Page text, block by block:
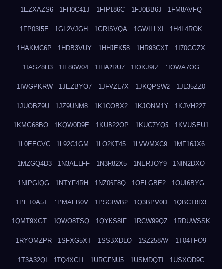
1EZXAZS6 1FH0C41J 1FIP186C 1FJ0BB6J 1FM8AVFQ
1FP03I5E 1GL2VJGH 1GRISVQA 1GWILLXI 1H4L4ROK
1HAKMC6P 1HDB3VUY 1HHJEK58 1HR93CXT 1I70CGZX
1IASZ8H3 1IF86W04 1IHA2RU7 1IOKJ9IZ 1IOWA7OG
1IWGPKRW 1JEZBYO7 1JFVZL7X 1JKQPSW2 1JL35ZZ0
1JUOBZ9U 1JZ9UNM8 1K1OOBX2 1KJONM1Y 1KJVH227
1KMG68BO 1KQW0D9E 1KUB22OP 1KUC7YQ5 1KVUSEU1
1L0EECVC 1L92C1GM 1LO2KT45 1LVWMXC9 1MF16JX6
1MZGQ4D3 1N3AELFF 1N3R82X5 1NERJOY9 1NIN2DXO
1NIPGIQG 1NTYF4RH 1NZ06F8Q 1OELGBE2 1OUI6BYG
1PET0A5T 1PMAFB0V 1PSGIWB2 1Q3BPV0D 1QBCT8D3
1QMT9XGT 1QWO8TSQ 1QYKS8IF 1RCW99QZ 1RDUWSSK
1RYOMZPR 1SFXG5XT 1SSBXDLO 1SZ258AV 1T04TFO9
1T3A32QI 1TQ4XCLI 1URGFNU5 1USMDQTI 1USXOD9C